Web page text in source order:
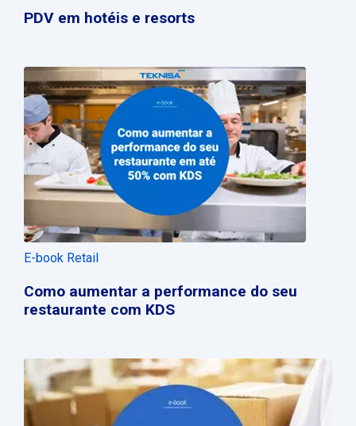
PDV em hotéis e resorts
E-book Retail
Como aumentar a performance do seu
restaurante com KDS